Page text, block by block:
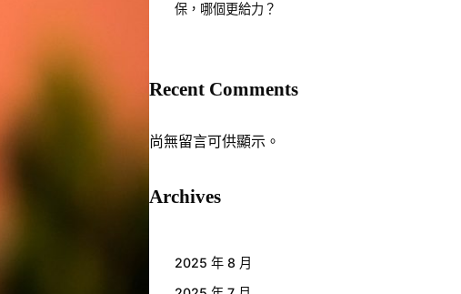
保，哪個更給力？
Recent Comments
尚無留言可供顯示。
Archives
2025 年 8 月